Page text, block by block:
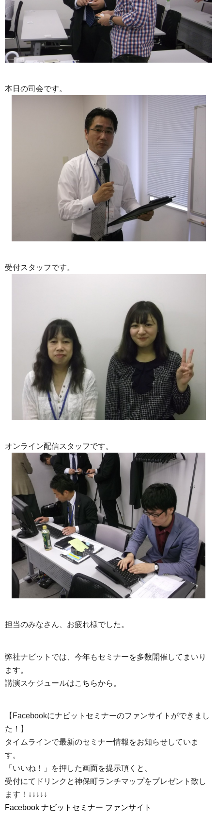
本日の司会です。
受付スタッフです。
オンライン配信スタッフです。
担当のみなさん、お疲れ様でした。
弊社ナビットでは、今年もセミナーを多数開催してまいり
ます。
講演スケジュールはこちらから。
【Facebookにナビットセミナーのファンサイトができまし
た！】
タイムラインで最新のセミナー情報をお知らせしていま
す。
「いいね！」を押した画面を提示頂くと、
受付にてドリンクと神保町ランチマップをプレゼント致し
ます！↓↓↓↓↓
Facebook ナビットセミナー ファンサイト